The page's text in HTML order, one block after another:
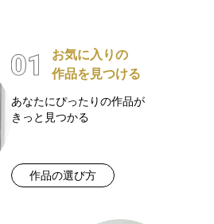
お気に入りの
作品を見つける
あなたにぴったりの作品が
きっと見つかる
作品の選び方